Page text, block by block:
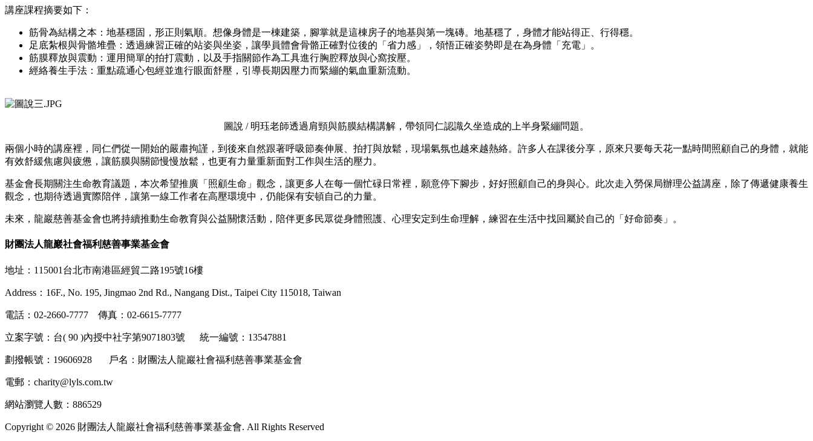
講座課程摘要如下：
筋骨為結構之本：地基穩固，形正則氣順。想像身體是一棟建築，腳掌就是這棟房子的地基與第一塊磚。地基穩了，身體才能站得正、行得穩。
足底紮根與骨骼堆疊：透過練習正確的站姿與坐姿，讓學員體會骨骼正確對位後的「省力感」，領悟正確姿勢即是在為身體「充電」。
筋膜釋放與震動：運用簡單的拍打震動，以及手指關節作為工具進行胸腔釋放與心窩按壓。
經絡養生手法：重點疏通心包經並進行眼面舒壓，引導長期因壓力而緊繃的氣血重新流動。
圖說 / 明珏老師透過肩頸與筋膜結構講解，帶領同仁認識久坐造成的上半身緊繃問題。
兩個小時的講座裡，同仁們從一開始的嚴肅拘謹，到後來自然跟著呼吸節奏伸展、拍打與放鬆，現場氣氛也越來越熱絡。許多人在課後分享，原來只要每天花一點時間照顧自己的身體，就能
有效舒緩焦慮與疲憊，讓筋膜與關節慢慢放鬆，也更有力量重新面對工作與生活的壓力。
基金會長期關注生命教育議題，本次希望推廣「照顧生命」觀念，讓更多人在每一個忙碌日常裡，願意停下腳步，好好照顧自己的身與心。此次走入勞保局辦理公益講座，除了傳遞健康養生
觀念，也期待透過實際陪伴，讓第一線工作者在高壓環境中，仍能保有安頓自己的力量。
未來，龍巖慈善基金會也將持續推動生命教育與公益關懷活動，陪伴更多民眾從身體照護、心理安定到生命理解，練習在生活中找回屬於自己的「好命節奏」。
財團法人龍巖社會福利慈善事業基金會
地址：115001台北市南港區經貿二路195號16樓
Address：16F., No. 195, Jingmao 2nd Rd., Nangang Dist., Taipei City 115018, Taiwan
電話：02-2660-7777 傳真：02-6615-7777
立案字號：台( 90 )內授中社字第9071803號 統一編號：13547881
劃撥帳號：19606928 戶名：財團法人龍巖社會福利慈善事業基金會
電郵：charity@lyls.com.tw
網站瀏覽人數：886529
Copyright © 2026 財團法人龍巖社會福利慈善事業基金會. All Rights Reserved